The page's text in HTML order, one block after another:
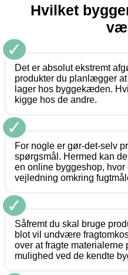
Hvilket
✓
Det er absolut ekstremt
produkter du planlægger
lager hos byggekæden.
kigge hos de andre.
✓
For nogle er gør-det-selv
spørgsmål. Hermed kan
en online byggeshop,
vejledning omkring
✓
Såfremt du skal bruge
blot vil undvære
over at fragte
mulighed ved de kendte